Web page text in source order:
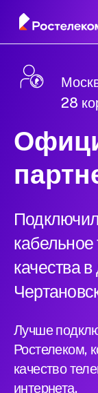
28
качества
Лучше
Ростелеком,
качество
интернета.